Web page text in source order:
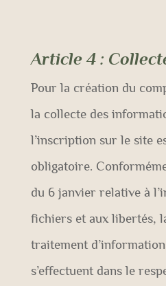
Article 4:
Pour la création du
la collecte des
l’inscription sur le site
obligatoire.
du 6 janvier relative à
fichiers et aux libertés,
traitement
s’effectuent dans le